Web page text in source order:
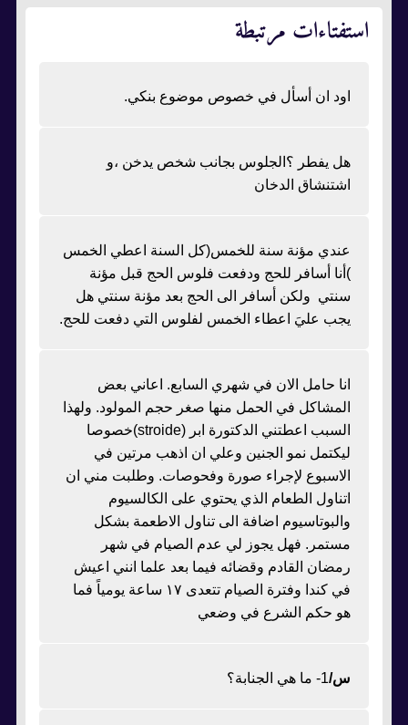
استفتاءات مرتبطة
اود ان أسأل في خصوص موضوع بنكي.
هل يفطر ؟الجلوس بجانب شخص يدخن ،و
اشتنشاق الدخان
عندي مؤنة سنة للخمس(كل السنة اعطي الخمس
)أنا أسافر للحج ودفعت فلوس الحج قبل مؤنة
سنتي ولكن أسافر الى الحج بعد مؤنة سنتي هل
يجب عليَ اعطاء الخمس لفلوس التي دفعت للحج.
انا حامل الان في شهري السابع. اعاني بعض
المشاكل في الحمل منها صغر حجم المولود. ولهذا
السبب اعطتني الدكتورة ابر (stroide)خصوصا
ليكتمل نمو الجنين وعلي ان اذهب مرتين في
الاسبوع لإجراء صورة وفحوصات. وطلبت مني ان
اتناول الطعام الذي يحتوي على الكالسيوم
والبوتاسيوم اضافة الى تناول الاطعمة بشكل
مستمر. فهل يجوز لي عدم الصيام في شهر
رمضان القادم وقضائه فيما بعد علما انني اعيش
في كندا وفترة الصيام تتعدى ١٧ ساعة يومياً فما
هو حكم الشرع في وضعي
س/1- ما هي الجنابة؟